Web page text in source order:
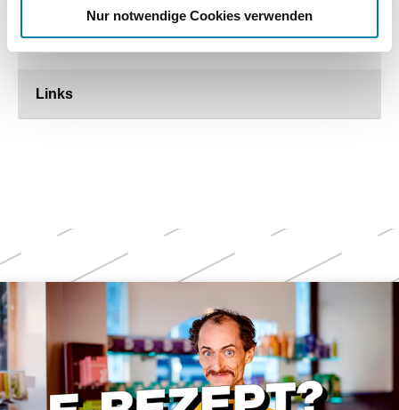
Nur notwendige Cookies verwenden
Links
Arzneimitteln nach Krankenhausentlassung
Weitere
Themen